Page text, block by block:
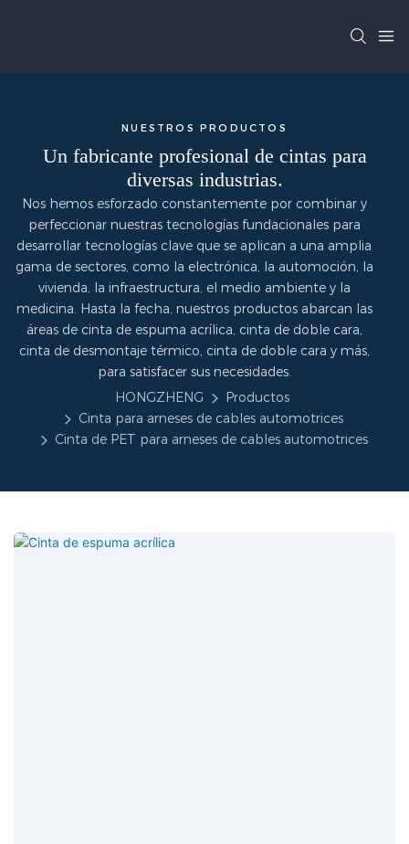
NUESTROS PRODUCTOS
Un fabricante profesional de cintas para
diversas industrias.
Nos hemos esforzado constantemente por combinar y
perfeccionar nuestras tecnologías fundacionales para
desarrollar tecnologías clave que se aplican a una amplia
gama de sectores, como la electrónica, la automoción, la
vivienda, la infraestructura, el medio ambiente y la
medicina. Hasta la fecha, nuestros productos abarcan las
áreas de cinta de espuma acrílica, cinta de doble cara,
cinta de desmontaje térmico, cinta de doble cara y más,
para satisfacer sus necesidades.
HONGZHENG
Productos
Cinta para arneses de cables automotrices
Cinta de PET para arneses de cables automotrices